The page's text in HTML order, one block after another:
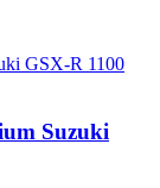
Suzuki